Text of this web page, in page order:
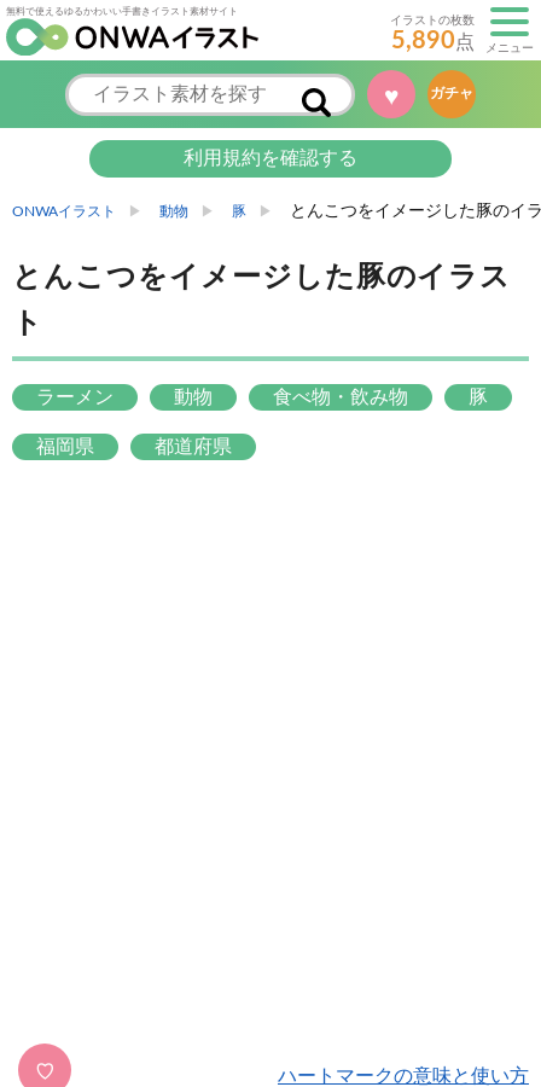
無料で使えるゆるかわいい手書きイラスト素材サイト
イラストの枚数
5,890点 メニュー
♥ ガチャ
利用規約を確認する
ONWAイラスト 動物 豚 とんこつをイメージした豚のイ
とんこつをイメージした豚のイラス
ト
ラーメン 動物 食べ物・飲み物 豚
福岡県 都道府県
♡ ハートマークの意味と使い方